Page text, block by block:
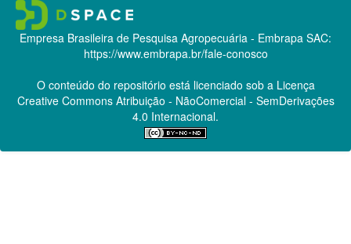
Empresa Brasileira de Pesquisa Agropecuária - Embrapa SAC:
https://www.embrapa.br/fale-conosco
O conteúdo do repositório está licenciado sob a Licença
Creative CommonsAtribuição - NãoComercial - SemDerivações
4.0 Internacional.